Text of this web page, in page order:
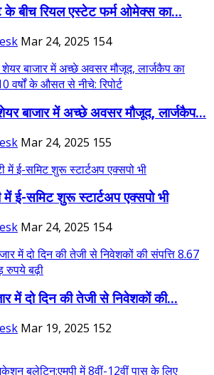
के बीच रियल एस्टेट फर्म ओमेक्स का...
Mar 24, 2025 154
बाजार में अच्छे अवसर मौजूद, लार्जकैप...
Mar 24, 2025 155
ई-समिट शुरू स्टार्टअप एक्सपो भी
Mar 24, 2025 154
में दो दिन की तेजी से निवेशकों की...
Mar 19, 2025 152